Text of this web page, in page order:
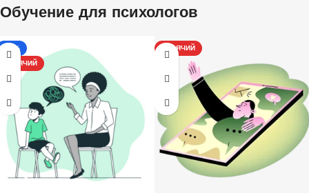
Обучение для психологов
-17%
ГОРЯЧИЙ
ГОРЯЧИЙ